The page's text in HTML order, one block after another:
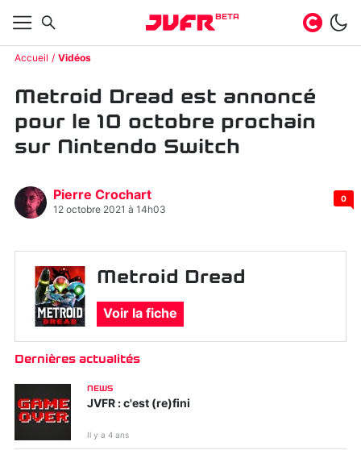
BETA
Accueil Vidéos
Metroid Dread est annoncé
pour le 10 octobre prochain
sur Nintendo Switch
Pierre Crochart
12 octobre 2021 à 14h03
0
Metroid Dread
Voir la fiche
Dernières actualités
NEWS
JVFR : c'est (re)fini
Il y a 4 ans